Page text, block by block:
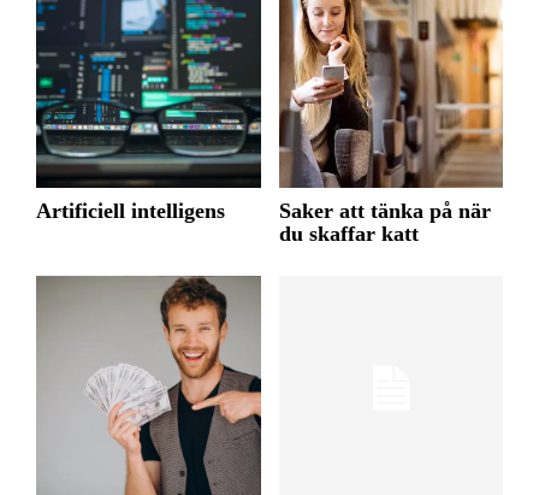
Artificiell intelligens
Saker att tänka på när
du skaffar katt